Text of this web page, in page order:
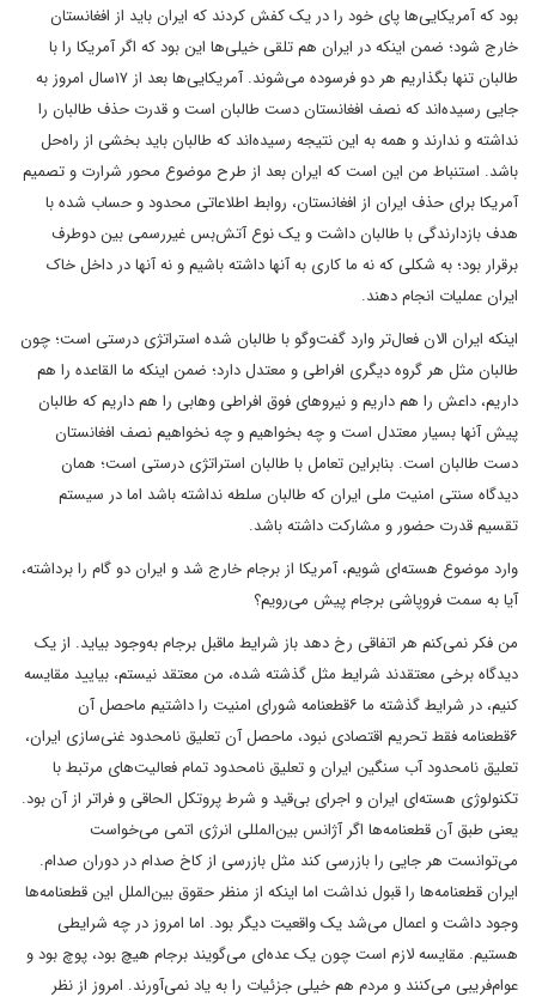
بود که آمریکایی‌ها پای خود را در یک کفش کردند که ایران باید از افغانستان
خارج شود؛ ضمن اینکه در ایران هم تلقی خیلی‌ها این بود که اگر آمریکا را با
طالبان تنها بگذاریم هر دو فرسوده می‌شوند. آمریکایی‌ها بعد از ۱۷سال امروز به
جایی رسیده‌اند که نصف افغانستان دست طالبان است و قدرت حذف طالبان را
نداشته و ندارند و همه به این نتیجه رسیده‌اند که طالبان باید بخشی از راه‌حل
باشد. استنباط من این است که ایران بعد از طرح موضوع محور شرارت و تصمیم
آمریکا برای حذف ایران از افغانستان، روابط اطلاعاتی محدود و حساب شده با
هدف بازدارندگی با طالبان داشت و یک نوع آتش‌بس غیررسمی بین دوطرف
برقرار بود؛ به شکلی که نه ما کاری به آنها داشته باشیم و نه آنها در داخل خاک
ایران عملیات انجام دهند.
اینکه ایران الان فعال‌تر وارد گفت‌وگو با طالبان شده استراتژی درستی است؛ چون
طالبان مثل هر گروه دیگری افراطی و معتدل دارد؛ ضمن اینکه ما القاعده را هم
داریم، داعش را هم داریم و نیروهای فوق افراطی وهابی را هم داریم که طالبان
پیش آنها بسیار معتدل است و چه بخواهیم و چه نخواهیم نصف افغانستان
دست طالبان است. بنابراین تعامل با طالبان استراتژی درستی است؛ همان
دیدگاه سنتی امنیت ملی ایران که طالبان سلطه نداشته باشد اما در سیستم
تقسیم قدرت حضور و مشارکت داشته باشد.
وارد موضوع هسته‌ای شویم، آمریکا از برجام خارج شد و ایران دو گام را برداشته،
آیا به سمت فروپاشی برجام پیش می‌رویم؟
من فکر نمی‌کنم هر اتفاقی رخ دهد باز شرایط ماقبل برجام به‌وجود بیاید. از یک
دیدگاه برخی معتقدند شرایط مثل گذشته شده، من معتقد نیستم، بیایید مقایسه
کنیم، در شرایط گذشته ما ۶قطعنامه شورای امنیت را داشتیم ماحصل آن
۶قطعنامه فقط تحریم اقتصادی نبود، ماحصل آن تعلیق نامحدود غنی‌سازی‌ ایران،
تعلیق نامحدود آب سنگین ایران و تعلیق نامحدود تمام فعالیت‌های مرتبط با
تکنولوژی هسته‌ای ایران و اجرای بی‌قید و شرط پروتکل الحاقی و فراتر از آن بود.
یعنی طبق آن قطعنامه‌ها اگر آژانس بین‌المللی انرژی اتمی می‌خواست
می‌توانست هر جایی را بازرسی کند مثل بازرسی از کاخ صدام در دوران صدام.
ایران قطعنامه‌ها را قبول نداشت اما اینکه از منظر حقوق بین‌الملل این قطعنامه‌ها
وجود داشت و اعمال می‌شد یک واقعیت دیگر بود. اما امروز در چه شرایطی
هستیم. مقایسه لازم است چون یک عده‌ای می‌گویند برجام هیچ بود، پوچ بود و
عوام‌فریبی می‌کنند و مردم هم خیلی جزئیات را به یاد نمی‌آورند. امروز از نظر